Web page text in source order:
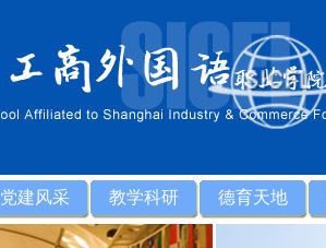
党建风采 教学科研 德育天地